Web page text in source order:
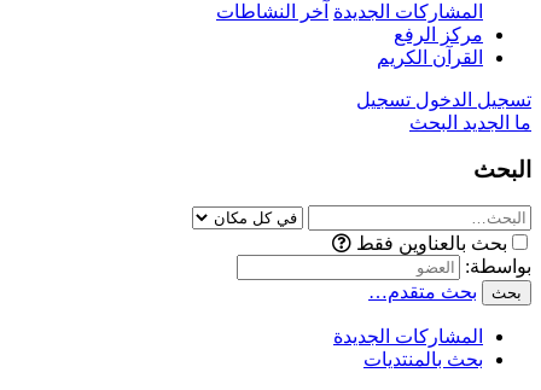
المشاركات الجديدة آخر النشاطات
مركز الرفع
القرآن الكريم
تسجيل الدخول تسجيل
ما الجديد البحث
البحث
بحث بالعناوين فقط
بواسطة:
بحث بحث متقدم…
المشاركات الجديدة
بحث بالمنتديات